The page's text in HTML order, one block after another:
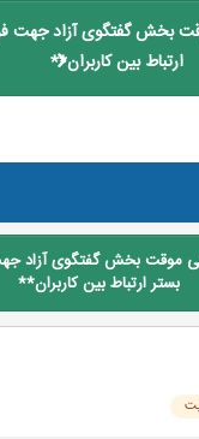
بخش گفتگوی آزاد جهت
ارتباط بین کاربران**
موقت بخش گفتگوی آزاد
بستر ارتباط بین کاربران**